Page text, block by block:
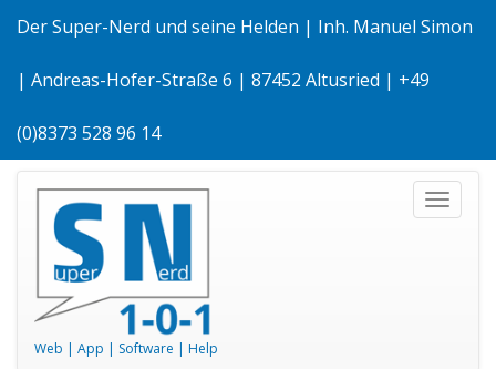
Der Super-Nerd und seine Helden | Inh. Manuel Simon
| Andreas-Hofer-Straße 6 | 87452 Altusried | +49
(0)8373 528 96 14
Web | App | Software | Help